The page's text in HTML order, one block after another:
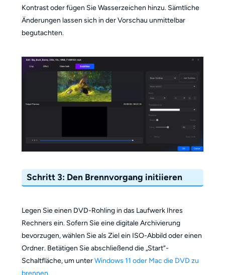
Kontrast oder fügen Sie Wasserzeichen hinzu. Sämtliche
Änderungen lassen sich in der Vorschau unmittelbar
begutachten.
Schritt 3: Den Brennvorgang initiieren
Legen Sie einen DVD-Rohling in das Laufwerk Ihres
Rechners ein. Sofern Sie eine digitale Archivierung
bevorzugen, wählen Sie als Ziel ein ISO-Abbild oder einen
Ordner. Betätigen Sie abschließend die „Start“-
Schaltfläche, um unterWindows 11 oder Mac die DVD zu
brennen.